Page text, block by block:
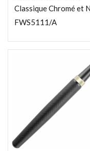
Classique Chromé et
FWS5111/A